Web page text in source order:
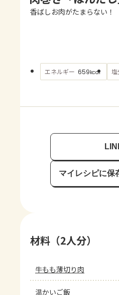
よくあるお問い合わ
AJINOMOTO PARK とは
香ばしお肉がたまらない！
エネルギー 659kcal 塩
マイレシピに保
保存済み
材料（2人分）
牛もも薄切り肉
温かいご飯